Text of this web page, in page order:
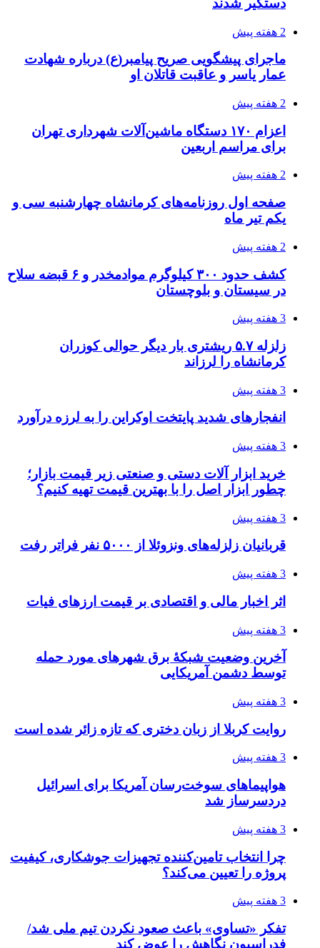
دستگیر شدند
2 هفته پیش
ماجرای پیشگویی صریح پیامبر(ع) درباره شهادت
عمار یاسر و عاقبت قاتلان او
2 هفته پیش
اعزام ۱۷۰ دستگاه ماشین‌آلات شهرداری تهران
برای مراسم اربعین
2 هفته پیش
صفحه اول روزنامه‌های کرمانشاه چهارشنبه سی و
یکم تیر ماه
2 هفته پیش
کشف حدود ۳۰۰ کیلوگرم موادمخدر و ۶ قبضه سلاح
در سیستان و بلوچستان
3 هفته پیش
زلزله ۵.۷ ریشتری بار دیگر حوالی کوزران
کرمانشاه را لرزاند
3 هفته پیش
انفجارهای شدید پایتخت اوکراین را به لرزه درآورد
3 هفته پیش
خرید ابزار آلات دستی و صنعتی زیر قیمت بازار؛
چطور ابزار اصل را با بهترین قیمت تهیه کنیم؟
3 هفته پیش
قربانیان زلزله‌های ونزوئلا از ۵۰۰۰ نفر فراتر رفت
3 هفته پیش
اثر اخبار مالی و اقتصادی بر قیمت ارزهای فیات
3 هفته پیش
آخرین وضعیت شبکۀ برق شهرهای مورد حمله
توسط دشمن آمریکایی
3 هفته پیش
روایت کربلا از زبان دختری که تازه زائر شده است
3 هفته پیش
هواپیماهای سوخت‌رسان آمریکا برای اسرائیل
دردسرساز شد
3 هفته پیش
چرا انتخاب تامین‌کننده تجهیزات جوشکاری، کیفیت
پروژه را تعیین می‌کند؟
3 هفته پیش
تفکر «تساوی» باعث صعود نکردن تیم ملی شد/
فدراسیون نگاهش را عوض کند